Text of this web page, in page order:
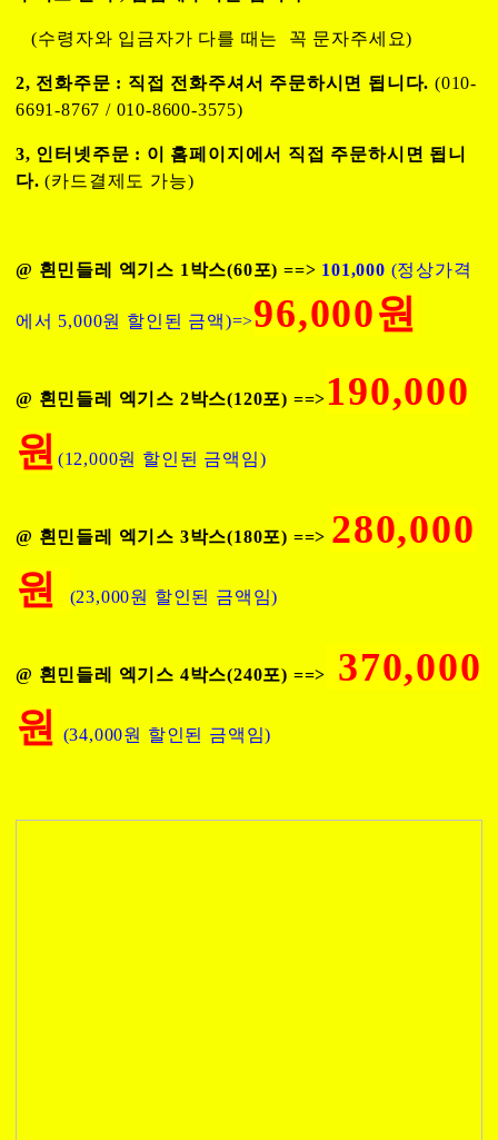
(수령자와 입금자가 다를 때는 꼭 문자주세요)
2, 전화주문 : 직접 전화주셔서 주문하시면 됩니다. (010-
6691-8767 / 010-8600-3575)
3, 인터넷주문 : 이 홈페이지에서 직접 주문하시면 됩니
다.(카드결제도 가능)
@ 흰민들레 엑기스 1박스(60포) ==> 101,000 (정상가격
에서 5,000원 할인된 금액)=>96,000원
@ 흰민들레 엑기스 2박스(120포) ==>190,000
원 (12,000원 할인된 금액임)
@ 흰민들레 엑기스 3박스(180포) ==> 280,000
원
(23,000원 할인된 금액임)
@ 흰민들레 엑기스 4박스(240포) ==>
370,000
원
(34,000원 할인된 금액임)